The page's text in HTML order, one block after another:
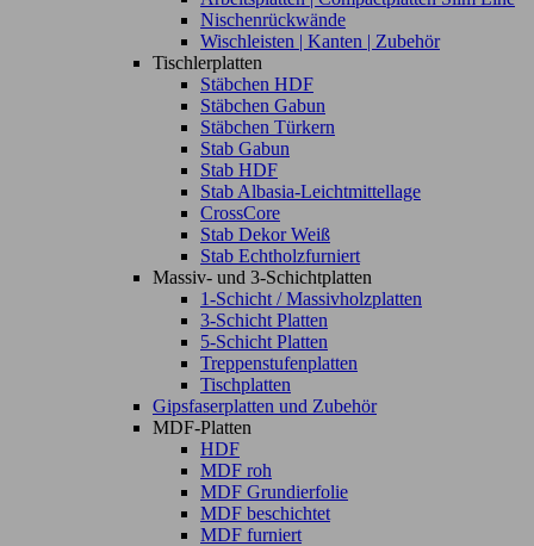
Nischenrückwände
Wischleisten | Kanten | Zubehör
Tischlerplatten
Stäbchen HDF
Stäbchen Gabun
Stäbchen Türkern
Stab Gabun
Stab HDF
Stab Albasia-Leichtmittellage
CrossCore
Stab Dekor Weiß
Stab Echtholzfurniert
Massiv- und 3-Schichtplatten
1-Schicht / Massivholzplatten
3-Schicht Platten
5-Schicht Platten
Treppenstufenplatten
Tischplatten
Gipsfaserplatten und Zubehör
MDF-Platten
HDF
MDF roh
MDF Grundierfolie
MDF beschichtet
MDF furniert